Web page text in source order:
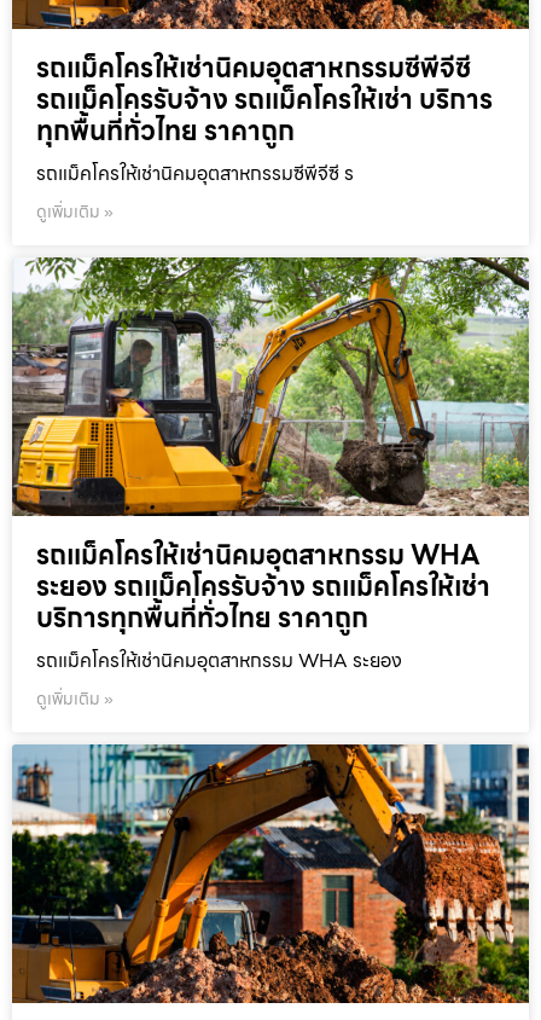
รถแม็คโครให้เช่านิคมอุตสาหกรรมซีพีจีซี
รถแม็คโครรับจ้าง รถแม็คโครให้เช่า บริการ
ทุกพื้นที่ทั่วไทย ราคาถูก
รถแม็คโครให้เช่านิคมอุตสาหกรรมซีพีจีซี ร
ดูเพิ่มเติม »
รถแม็คโครให้เช่านิคมอุตสาหกรรม WHA
ระยอง รถแม็คโครรับจ้าง รถแม็คโครให้เช่า
บริการทุกพื้นที่ทั่วไทย ราคาถูก
รถแม็คโครให้เช่านิคมอุตสาหกรรม WHA ระยอง
ดูเพิ่มเติม »